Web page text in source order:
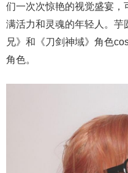
们一次次惊艳的视觉盛宴
满活力和灵魂的年轻人。芋
兄》和《刀剑神域》角色
角色。